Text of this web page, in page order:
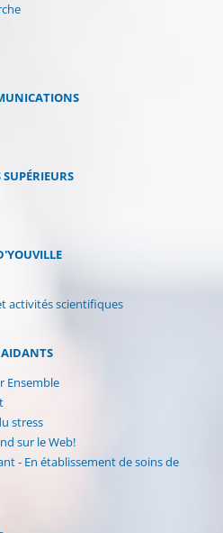
activités scientifiques
Ensemble
stress
sur le Web!
- En établissement de soins de